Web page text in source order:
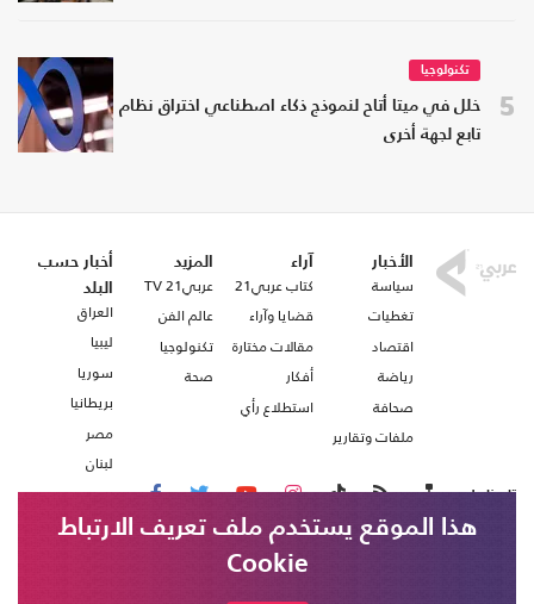
5
تكنولوجيا
خلل في ميتا أتاح لنموذج ذكاء اصطناعي اختراق نظام
تابع لجهة أخرى
الأخبار
سياسة
تغطيات
اقتصاد
رياضة
صحافة
ملفات وتقارير
آراء
كتاب عربي21
قضايا وآراء
مقالات مختارة
أفكار
استطلاع رأي
المزيد
عربي21 TV
عالم الفن
تكنولوجيا
صحة
أخبار حسب
البلد
العراق
ليبيا
سوريا
بريطانيا
مصر
لبنان
تابعنا على
هذا الموقع يستخدم ملف تعريف الارتباط
Cookie